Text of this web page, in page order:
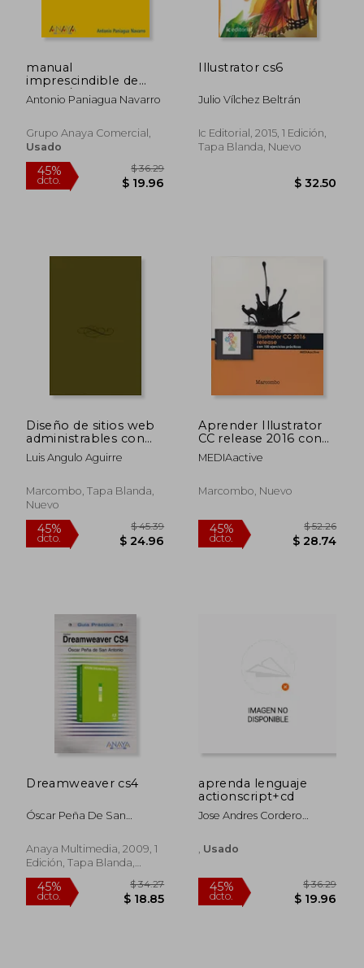
dcto. $ 19.96
manual
imprescindible de
flash 8/ flash 8
Antonio Paniagua Navarro
Grupo Anaya Comercial,
Usado
45%
dcto.
Illustrator cs6
Julio Vílchez Beltrán
Ic Editorial, 2015, 1 Edición,
Tapa Blanda, Nuevo
Diseño de sitios web
administrables con
Joomla 3
Luis Angulo Aguirre
Marcombo, Tapa Blanda,
Nuevo
Aprender Illustrator
CC release 2016 con
100 ejercicios
prácticos
MEDIAactive
Marcombo, Nuevo
Dreamweaver cs4
Óscar Peña De San
Anaya Multimedia, 2009, 1
Edición, Tapa Blanda,
Usado
aprenda lenguaje
actionscript+cd
Jose Andres Cordero
Usado